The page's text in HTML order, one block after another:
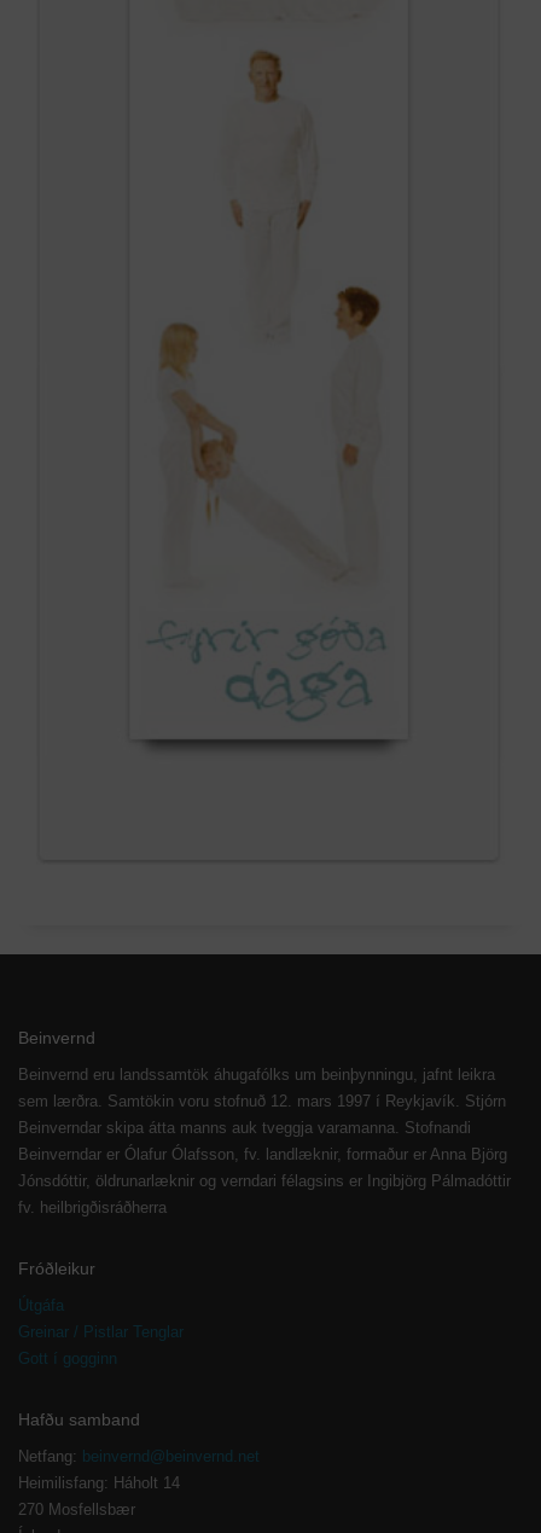
Beinvernd
Beinvernd eru landssamtök áhugafólks um beinþynningu, jafnt leikra
sem lærðra. Samtökin voru stofnuð 12. mars 1997 í Reykjavík. Stjórn
Beinverndar skipa átta manns auk tveggja varamanna. Stofnandi
Beinverndar er Ólafur Ólafsson, fv. landlæknir, formaður er Anna Björg
Jónsdóttir, öldrunarlæknir og verndari félagsins er Ingibjörg Pálmadóttir
fv. heilbrigðisráðherra
Fróðleikur
Útgáfa
Greinar / Pistlar Tenglar
Gott í gogginn
Hafðu samband
Netfang: beinvernd@beinvernd.net
Heimilisfang: Háholt 14
270 Mosfellsbær